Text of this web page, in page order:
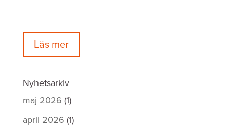
Läs mer
Nyhetsarkiv
maj 2026 (1)
april 2026 (1)